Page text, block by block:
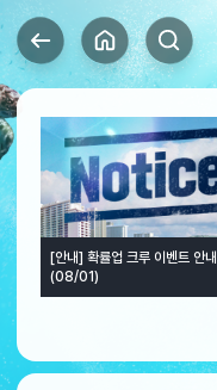
[안내] 확률업 크루 이벤트 안내
(08/01)